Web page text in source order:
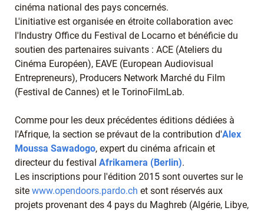
cinéma national des pays concernés.
L'initiative est organisée en étroite collaboration avec
l'Industry Office du Festival de Locarno et bénéficie du
soutien des partenaires suivants : ACE (Ateliers du
Cinéma Européen), EAVE (European Audiovisual
Entrepreneurs), Producers Network Marché du Film
(Festival de Cannes) et le TorinoFilmLab.
Comme pour les deux précédentes éditions dédiées à
l'Afrique, la section se prévaut de la contribution d'Alex
Moussa Sawadogo, expert du cinéma africain et
directeur du festival Afrikamera (Berlin).
Les inscriptions pour l'édition 2015 sont ouvertes sur le
site www.opendoors.pardo.ch et sont réservés aux
projets provenant des 4 pays du Maghreb (Algérie, Libye,